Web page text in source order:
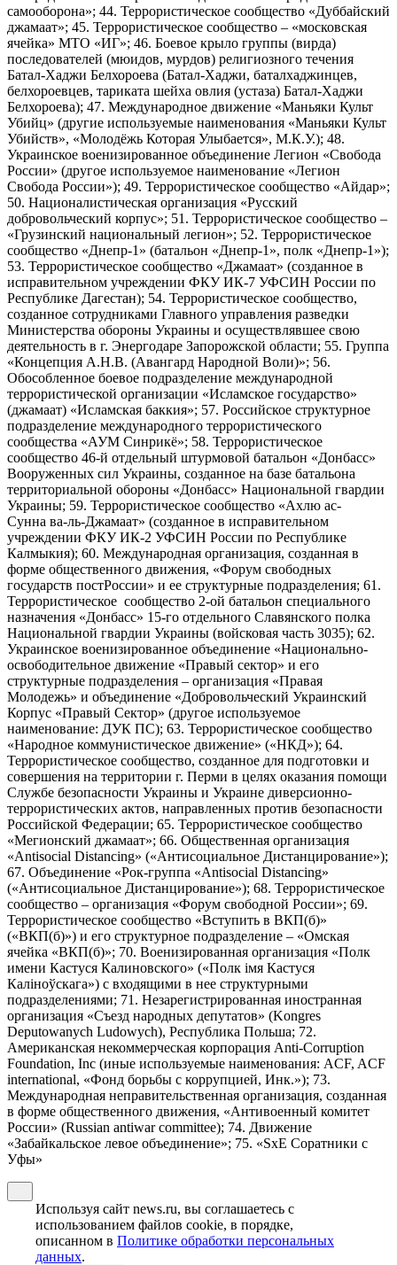
самооборона»; 44. Террористическое сообщество «Дуббайский
джамаат»; 45. Террористическое сообщество – «московская
ячейка» МТО «ИГ»; 46. Боевое крыло группы (вирда)
последователей (мюидов, мурдов) религиозного течения
Батал-Хаджи Белхороева (Батал-Хаджи, баталхаджинцев,
белхороевцев, тариката шейха овлия (устаза) Батал-Хаджи
Белхороева); 47. Международное движение «Маньяки Культ
Убийц» (другие используемые наименования «Маньяки Культ
Убийств», «Молодёжь Которая Улыбается», М.К.У.); 48.
Украинское военизированное объединение Легион «Свобода
России» (другое используемое наименование «Легион
Свобода России»); 49. Террористическое сообщество «Айдар»;
50. Националистическая организация «Русский
добровольческий корпус»; 51. Террористическое сообщество –
«Грузинский национальный легион»; 52. Террористическое
сообщество «Днепр-1» (батальон «Днепр-1», полк «Днепр-1»);
53. Террористическое сообщество «Джамаат» (созданное в
исправительном учреждении ФКУ ИК-7 УФСИН России по
Республике Дагестан); 54. Террористическое сообщество,
созданное сотрудниками Главного управления разведки
Министерства обороны Украины и осуществлявшее свою
деятельность в г. Энергодаре Запорожской области; 55. Группа
«Концепция А.Н.В. (Авангард Народной Воли)»; 56.
Обособленное боевое подразделение международной
террористической организации «Исламское государство»
(джамаат) «Исламская баккия»; 57. Российское структурное
подразделение международного террористического
сообщества «АУМ Синрикё»; 58. Террористическое
сообщество 46-й отдельный штурмовой батальон «Донбасс»
Вооруженных сил Украины, созданное на базе батальона
территориальной обороны «Донбасс» Национальной гвардии
Украины; 59. Террористическое сообщество «Ахлю ас-
Сунна ва-ль-Джамаат» (созданное в исправительном
учреждении ФКУ ИК-2 УФСИН России по Республике
Калмыкия); 60. Международная организация, созданная в
форме общественного движения, «Форум свободных
государств постРоссии» и ее структурные подразделения; 61.
Террористическое сообщество 2-ой батальон специального
назначения «Донбасс» 15-го отдельного Славянского полка
Национальной гвардии Украины (войсковая часть 3035); 62.
Украинское военизированное объединение «Национально-
освободительное движение «Правый сектор» и его
структурные подразделения – организация «Правая
Молодежь» и объединение «Добровольческий Украинский
Корпус «Правый Сектор» (другое используемое
наименование: ДУК ПС); 63. Террористическое сообщество
«Народное коммунистическое движение» («НКД»); 64.
Террористическое сообщество, созданное для подготовки и
совершения на территории г. Перми в целях оказания помощи
Службе безопасности Украины и Украине диверсионно-
террористических актов, направленных против безопасности
Российской Федерации; 65. Террористическое сообщество
«Мегионский джамаат»; 66. Общественная организация
«Antisocial Distancing» («Антисоциальное Дистанцирование»);
67. Объединение «Рок-группа «Antisocial Distancing»
(«Антисоциальное Дистанцирование»); 68. Террористическое
сообщество – организация «Форум свободной России»; 69.
Террористическое сообщество «Вступить в ВКП(б)»
(«ВКП(б)») и его структурное подразделение – «Омская
ячейка «ВКП(б)»; 70. Военизированная организация «Полк
имени Кастуся Калиновского» («Полк iмя Кастуся
Калiноўскага») с входящими в нее структурными
подразделениями; 71. Незарегистрированная иностранная
организация «Съезд народных депутатов» (Kongres
Deputowanych Ludowych), Республика Польша; 72.
Американская некоммерческая корпорация Anti-Corruption
Foundation, Inc (иные используемые наименования: ACF, ACF
international, «Фонд борьбы с коррупцией, Инк.»); 73.
Международная неправительственная организация, созданная
в форме общественного движения, «Антивоенный комитет
России» (Russian antiwar committee); 74. Движение
«Забайкальское левое объединение»; 75. «SxE Соратники с
Уфы»
Используя сайт news.ru, вы соглашаетесь с
использованием файлов cookie, в порядке,
описанном в Политике обработки персональных
данных.